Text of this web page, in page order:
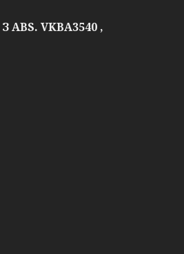
VKBA3540 ,